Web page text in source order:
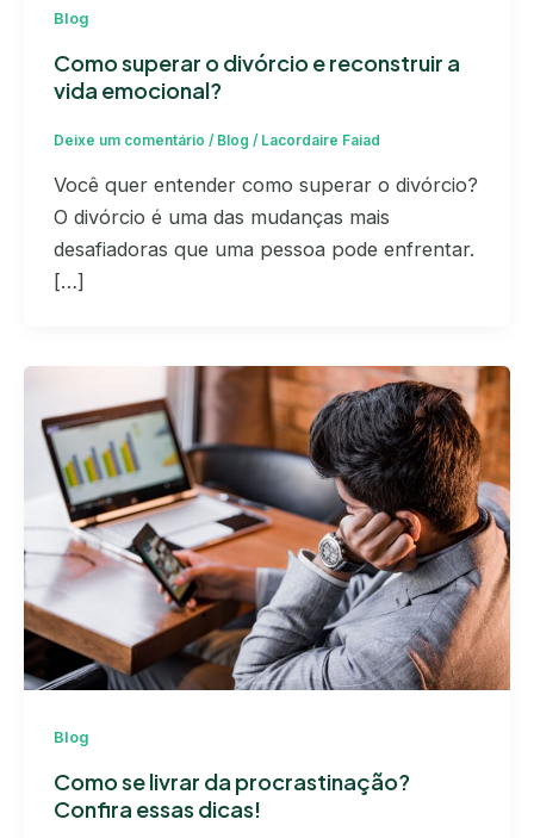
Blog
Como superar o divórcio e reconstruir a
vida emocional?
Deixe um comentário / Blog / Lacordaire Faiad
Você quer entender como superar o divórcio?
O divórcio é uma das mudanças mais
desafiadoras que uma pessoa pode enfrentar.
[…]
Blog
Como se livrar da procrastinação?
Confira essas dicas!